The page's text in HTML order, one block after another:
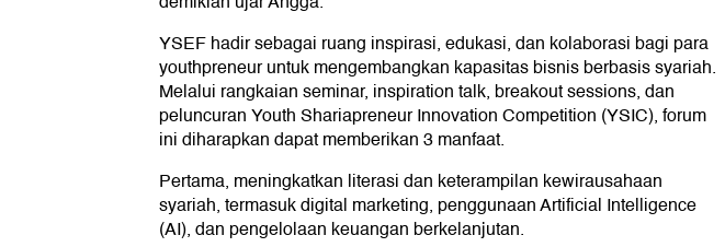
YSEF hadir sebagai ruang inspirasi, edukasi, dan kolaborasi bagi para
youthpreneur untuk mengembangkan kapasitas bisnis berbasis syariah.
Melalui rangkaian seminar, inspiration talk, breakout sessions, dan
peluncuran Youth Shariapreneur Innovation Competition (YSIC), forum
ini diharapkan dapat memberikan 3 manfaat.
Pertama, meningkatkan literasi dan keterampilan kewirausahaan
syariah, termasuk digital marketing, penggunaan Artificial Intelligence
(AI), dan pengelolaan keuangan berkelanjutan.